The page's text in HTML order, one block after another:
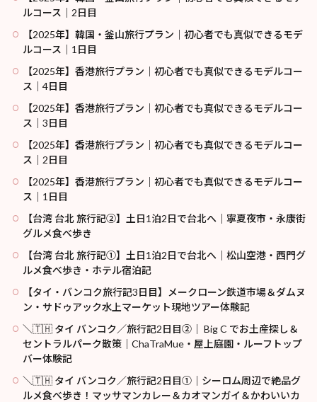
ルコース｜2日目
【2025年】韓国・釜山旅行プラン｜初心者でも真似できるモデ
ルコース｜1日目
【2025年】香港旅行プラン｜初心者でも真似できるモデルコー
ス｜4日目
【2025年】香港旅行プラン｜初心者でも真似できるモデルコー
ス｜3日目
【2025年】香港旅行プラン｜初心者でも真似できるモデルコー
ス｜2日目
【2025年】香港旅行プラン｜初心者でも真似できるモデルコー
ス｜1日目
【台湾 台北 旅行記②】土日1泊2日で台北へ｜寧夏夜市・永康街
グルメ食べ歩き
【台湾 台北 旅行記①】土日1泊2日で台北へ｜松山空港・西門グ
ルメ食べ歩き・ホテル宿泊記
【タイ・バンコク旅行記3日目】メークローン鉄道市場＆ダムヌ
ン・サドゥアック水上マーケット現地ツアー体験記
＼🇹🇭 タイ バンコク／旅行記2日目②｜ Big C でお土産探し＆
セントラルパーク散策｜ChaTraMue・屋上庭園・ルーフトップ
バー体験記
＼🇹🇭 タイ バンコク／旅行記2日目①｜シーロム周辺で絶品グ
ルメ食べ歩き！マッサマンカレー＆カオマンガイ＆かわいいカ